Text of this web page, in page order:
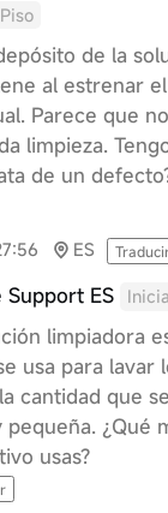
de la
al estrenar
Parece que
limpieza.
de un
ES
Support ES
limpiadora
usa para lavar
cantidad que
pequeña. ¿Qué
usas?